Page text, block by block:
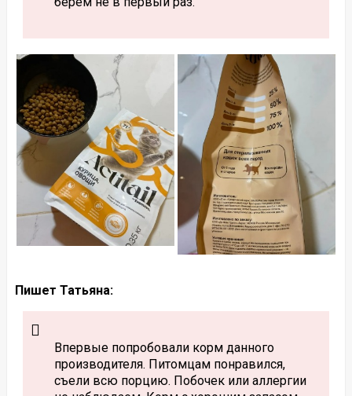
Пишет Татьяна:
Впервые попробовали корм данного
производителя. Питомцам понравился,
съели всю порцию. Побочек или аллергии